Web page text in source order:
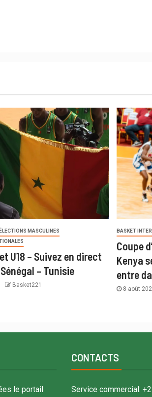
MASCULINES
U18 – Suivez en direct
– Tunisie
Basket221
BASKET INTER
Coupe
Kenya
entre
8 août
le portail
CONTACTS
Service commercial: